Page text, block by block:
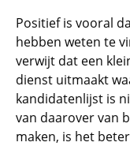
Positief is vooral
hebben weten te
verwijt dat een
dienst uitmaakt
kandidatenlijst is
van daarover van
maken, is het